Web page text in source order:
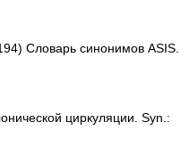
Словарь синонимов ASIS.
циркуляции. Syn.: